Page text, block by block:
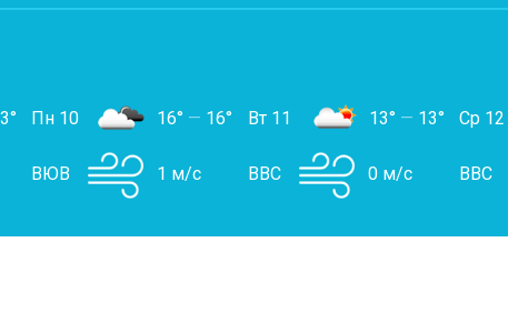
Пн 10 16° — 16°
ВЮВ 1 м/с
Вт 11 13° — 13°
ВВС 0 м/с
Ср 12
ВВС